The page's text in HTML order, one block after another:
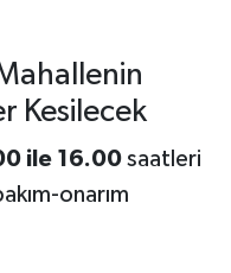
Kesilecek
ile 16.00saatleri
onarım